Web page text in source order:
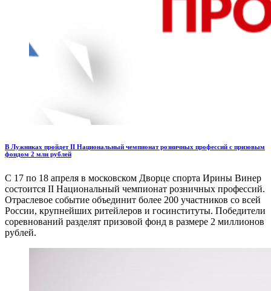
В Лужниках пройдет II Национальный чемпионат розничных профессий с призовым
фондом 2 млн рублей
С 17 по 18 апреля в московском Дворце спорта Ирины Винер
состоится II Национальный чемпионат розничных профессий.
Отраслевое событие объединит более 200 участников со всей
России, крупнейших ритейлеров и госинституты. Победители
соревнований разделят призовой фонд в размере 2 миллионов
рублей.